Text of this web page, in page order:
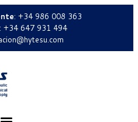
: +34 986 008 363
+34 647 931 494